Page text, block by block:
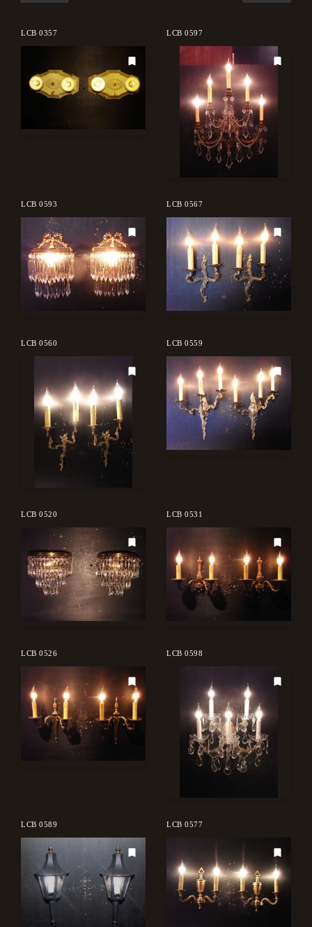
LCB 0357 LCB 0597
LCB 0593 LCB 0567
LCB 0560 LCB 0559
LCB 0520 LCB 0531
LCB 0526 LCB 0598
LCB 0589 LCB 0577